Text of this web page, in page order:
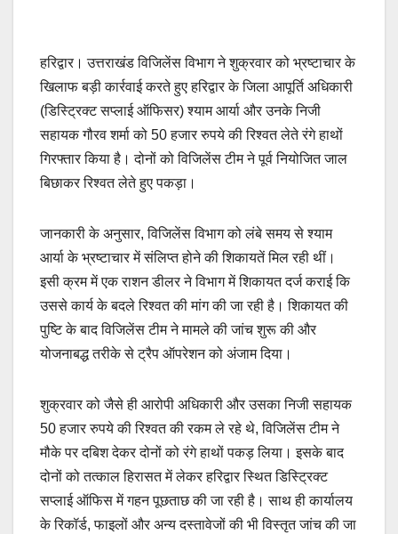
हरिद्वार। उत्तराखंड विजिलेंस विभाग ने शुक्रवार को भ्रष्टाचार के
खिलाफ बड़ी कार्रवाई करते हुए हरिद्वार के जिला आपूर्ति अधिकारी
(डिस्ट्रिक्ट सप्लाई ऑफिसर) श्याम आर्या और उनके निजी
सहायक गौरव शर्मा को 50 हजार रुपये की रिश्वत लेते रंगे हाथों
गिरफ्तार किया है। दोनों को विजिलेंस टीम ने पूर्व नियोजित जाल
बिछाकर रिश्वत लेते हुए पकड़ा।
जानकारी के अनुसार, विजिलेंस विभाग को लंबे समय से श्याम
आर्या के भ्रष्टाचार में संलिप्त होने की शिकायतें मिल रही थीं।
इसी क्रम में एक राशन डीलर ने विभाग में शिकायत दर्ज कराई कि
उससे कार्य के बदले रिश्वत की मांग की जा रही है। शिकायत की
पुष्टि के बाद विजिलेंस टीम ने मामले की जांच शुरू की और
योजनाबद्ध तरीके से ट्रैप ऑपरेशन को अंजाम दिया।
शुक्रवार को जैसे ही आरोपी अधिकारी और उसका निजी सहायक
50 हजार रुपये की रिश्वत की रकम ले रहे थे, विजिलेंस टीम ने
मौके पर दबिश देकर दोनों को रंगे हाथों पकड़ लिया। इसके बाद
दोनों को तत्काल हिरासत में लेकर हरिद्वार स्थित डिस्ट्रिक्ट
सप्लाई ऑफिस में गहन पूछताछ की जा रही है। साथ ही कार्यालय
के रिकॉर्ड, फाइलों और अन्य दस्तावेजों की भी विस्तृत जांच की जा